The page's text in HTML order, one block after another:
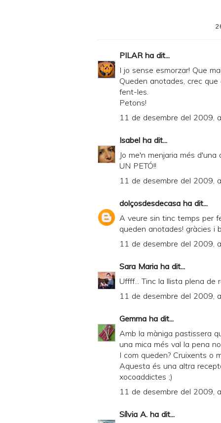
PILARha dit...
I jo sense esmorzar! Que
Queden anotades, crec
fent-les.
Petons!
11 de desembre del 2009,
Isabel ha dit...
Jo me'n menjaria més d'una
UN PETÓ!!
11 de desembre del 2009,
dolçosdesdecasa ha dit...
A veure sin tinc temps per
queden anotades! gràcies i
11 de desembre del 2009,
Sara Maria ha dit...
Uffff... Tinc la llista plena de
11 de desembre del 2009,
Gemma ha dit...
Amb la màniga pastissera
una mica més val la pena
I com queden? Cruixents o
Aquesta és una altra
xocoaddictes ;)
11 de desembre del 2009,
Sílvia A. ha dit...